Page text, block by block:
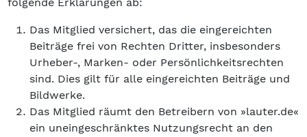
Das Mitglied versichert, das die eingereichten
Beiträge frei von Rechten Dritter, insbesonders
Urheber-, Marken- oder Persönlichkeitsrechten
sind. Dies gilt für alle eingereichten Beiträge und
Bildwerke.
Das Mitglied räumt den Betreibern von »lauter.de«
ein uneingeschränktes Nutzungsrecht an den